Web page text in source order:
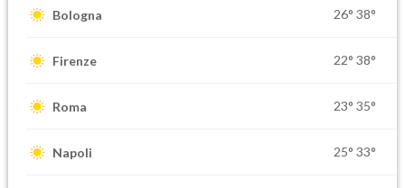
Bologna 26° 38°
Firenze 22° 38°
Roma 23° 35°
Napoli 25° 33°